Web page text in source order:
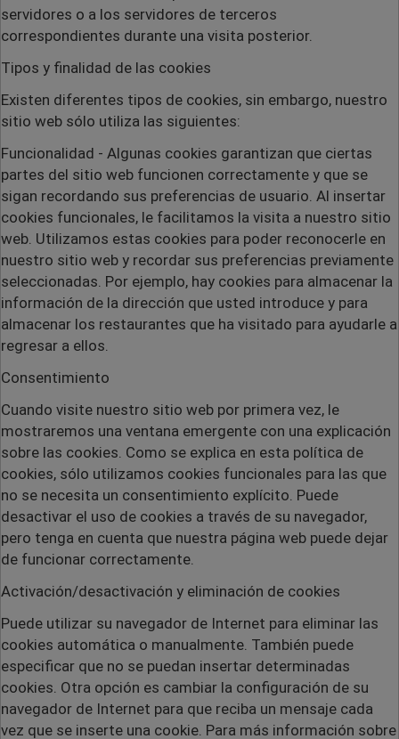
servidores o a los servidores de terceros
correspondientes durante una visita posterior.
Tipos y finalidad de las cookies
Existen diferentes tipos de cookies, sin embargo, nuestro
sitio web sólo utiliza las siguientes:
Funcionalidad - Algunas cookies garantizan que ciertas
partes del sitio web funcionen correctamente y que se
sigan recordando sus preferencias de usuario. Al insertar
cookies funcionales, le facilitamos la visita a nuestro sitio
web. Utilizamos estas cookies para poder reconocerle en
nuestro sitio web y recordar sus preferencias previamente
seleccionadas. Por ejemplo, hay cookies para almacenar la
información de la dirección que usted introduce y para
almacenar los restaurantes que ha visitado para ayudarle a
regresar a ellos.
Consentimiento
Cuando visite nuestro sitio web por primera vez, le
mostraremos una ventana emergente con una explicación
sobre las cookies. Como se explica en esta política de
cookies, sólo utilizamos cookies funcionales para las que
no se necesita un consentimiento explícito. Puede
desactivar el uso de cookies a través de su navegador,
pero tenga en cuenta que nuestra página web puede dejar
de funcionar correctamente.
Activación/desactivación y eliminación de cookies
Puede utilizar su navegador de Internet para eliminar las
cookies automática o manualmente. También puede
especificar que no se puedan insertar determinadas
cookies. Otra opción es cambiar la configuración de su
navegador de Internet para que reciba un mensaje cada
vez que se inserte una cookie. Para más información sobre